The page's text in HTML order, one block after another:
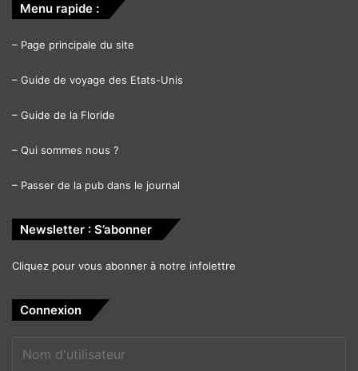
Menu rapide :
– Page principale du site
– Guide de voyage des Etats-Unis
– Guide de la Floride
– Qui sommes nous ?
– Passer de la pub dans le journal
Newsletter : S’abonner
Cliquez pour vous abonner à notre infolettre
Connexion